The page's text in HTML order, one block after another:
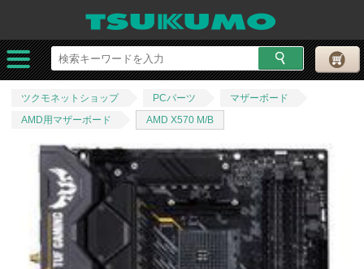
ツクモネットショップ PCパーツ
マザーボード
AMD用マザーボード
AMD X570 M/B